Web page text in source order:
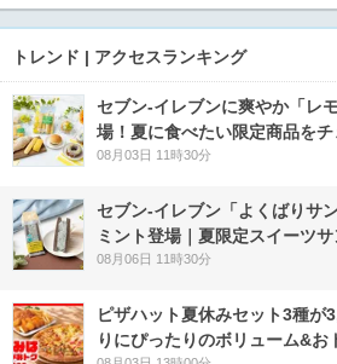
トレンド | アクセスランキング
セブン‐イレブンに爽やか「レ
場！夏に食べたい限定商品をチ
08月03日 11時30分
セブン‐イレブン「よくばりサ
ミント登場｜夏限定スイーツ
08月06日 11時30分
ピザハット夏休みセット3種が
りにぴったりのボリューム&